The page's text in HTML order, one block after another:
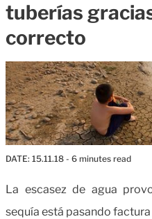
tuberías
correcto
DATE: 15.11.18 - 6 minutes read
La escasez de agua
sequía está pasando